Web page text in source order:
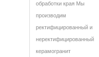
обработки края Мы
производим
ректифицированный и
неректифицированный
керамогранит